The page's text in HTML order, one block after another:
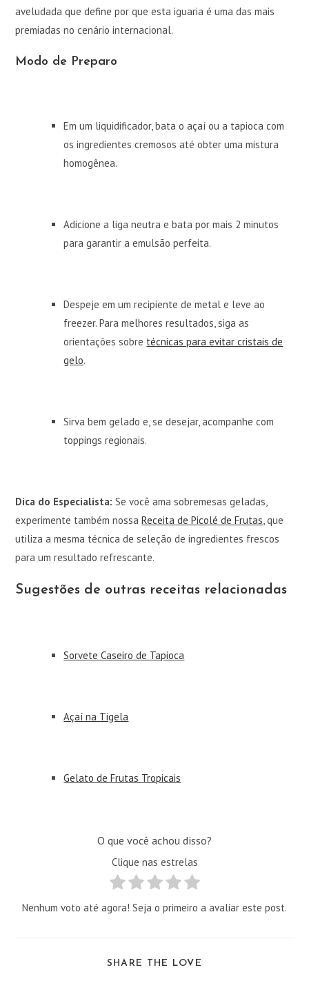
aveludada que define por que esta iguaria é uma das mais
premiadas no cenário internacional.
Modo de Preparo
Em um liquidificador, bata o açaí ou a tapioca com
os ingredientes cremosos até obter uma mistura
homogênea.
Adicione a liga neutra e bata por mais 2 minutos
para garantir a emulsão perfeita.
Despeje em um recipiente de metal e leve ao
freezer. Para melhores resultados, siga as
orientações sobre técnicas para evitar cristais de
gelo.
Sirva bem gelado e, se desejar, acompanhe com
toppings regionais.
Dica do Especialista: Se você ama sobremesas geladas,
experimente também nossaReceita de Picolé de Frutas, que
utiliza a mesma técnica de seleção de ingredientes frescos
para um resultado refrescante.
Sugestões de outras receitas relacionadas
Sorvete Caseiro de Tapioca
Açaí na Tigela
Gelato de Frutas Tropicais
O que você achou disso?
Clique nas estrelas
Nenhum voto até agora! Seja o primeiro a avaliar este post.
SHARE THE LOVE